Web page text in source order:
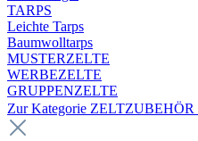
TARPS
Leichte Tarps
Baumwolltarps
MUSTERZELTE
WERBEZELTE
GRUPPENZELTE
Zur Kategorie ZELTZUBEHÖR